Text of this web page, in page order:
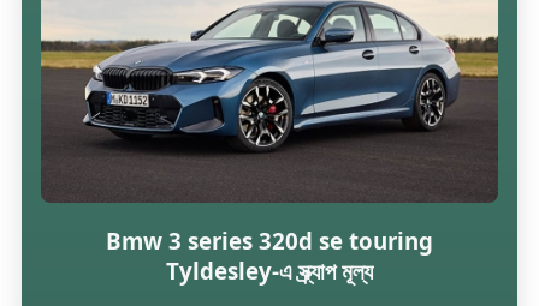
Bmw 3 series 320d se touring
Tyldesley-এ স্ক্র্যাপ মূল্য